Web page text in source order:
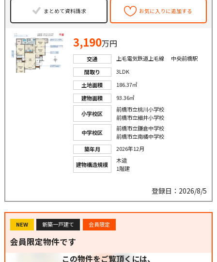
まとめて資料請求 お気に入りに追加する
3,190万円
交通
上毛電気鉄道上毛線 中央前橋駅
間取り
3LDK
土地面積
186.37㎡
建物面積
93.36㎡
小学校区
前橋市立桃川小学校
前橋市立細井小学校
中学校区
前橋市立鎌倉中学校
前橋市立南橘中学校
築年月
2026年12月
建物構造規模
木造
1階建
登録日：2026/8/5
NEW 新築一戸建て 会員限定
会員限定物件です
この物件をご覧頂くには、